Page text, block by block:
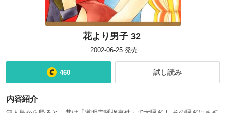
花より男子 32
2002-06-25 発売
460 試し読み
内容紹介